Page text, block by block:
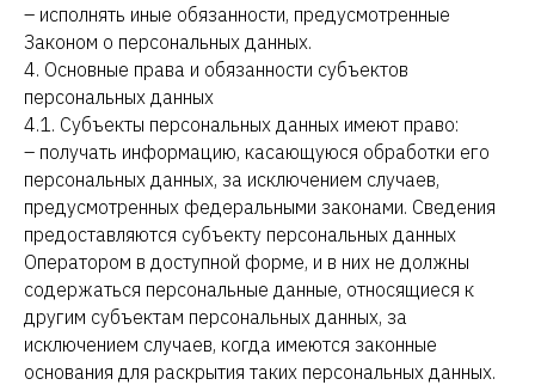
– исполнять иные обязанности, предусмотренные
Законом о персональных данных.
4. Основные права и обязанности субъектов
персональных данных
4.1. Субъекты персональных данных имеют право:
– получать информацию, касающуюся обработки его
персональных данных, за исключением случаев,
предусмотренных федеральными законами. Сведения
предоставляются субъекту персональных данных
Оператором в доступной форме, и в них не должны
содержаться персональные данные, относящиеся к
другим субъектам персональных данных, за
исключением случаев, когда имеются законные
основания для раскрытия таких персональных данных.